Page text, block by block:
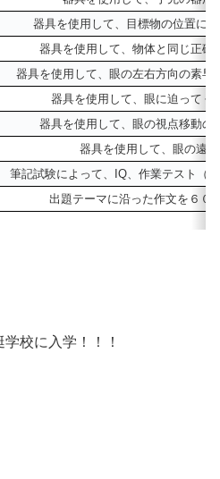
器具を使用して、目標物の位置に
器具を使用して、物体と同じ正確
器具を使用して、眼の左右方向の素早
器具を使用して、眼に迫ってく
器具を使用して、眼の視点移動の
器具を使用して、眼の遠
筆記試験によって、IQ、作業テスト（
出題テーマに沿った作文を６０
校に入学！！！